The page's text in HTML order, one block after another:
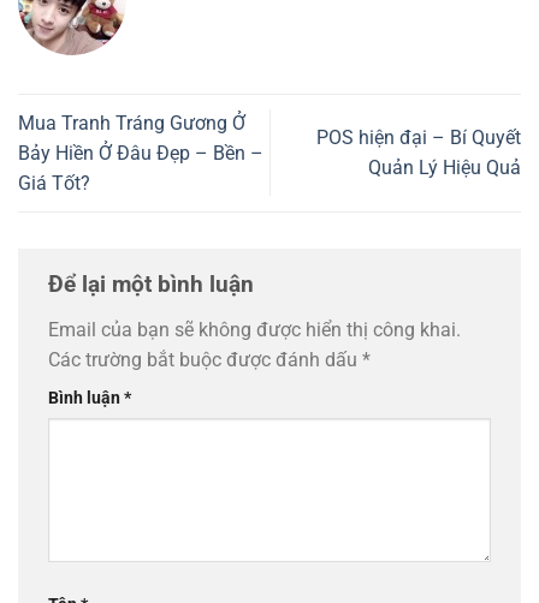
Mua Tranh Tráng Gương Ở
Bảy Hiền Ở Đâu Đẹp – Bền –
Giá Tốt?
POS hiện đại – Bí Quyết
Quản Lý Hiệu Quả
Để lại một bình luận
Email của bạn sẽ không được hiển thị công khai.
Các trường bắt buộc được đánh dấu *
Bình luận*